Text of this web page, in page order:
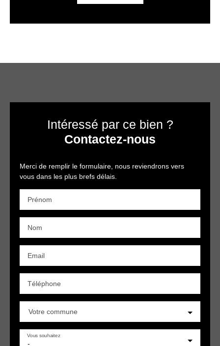
Intéressé par ce bien ?
Contactez-nous
Merci de remplir le formulaire, nous reviendrons vers
vous dans les plus brefs délais.
Prénom
Nom
Email
Téléphone
Votre commune
-
Vous souhaitez